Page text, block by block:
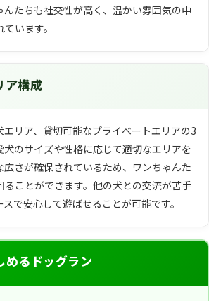
んたちも社交性が高く、温かい雰囲気の中
います。
ア構成
リア、貸切可能なプライベートエリアの3
犬のサイズや性格に応じて適切なエリアを
さが確保されているため、ワンちゃんた
ることができます。他の犬との交流が苦手
で安心して遊ばせることが可能です。
めるドッグラン